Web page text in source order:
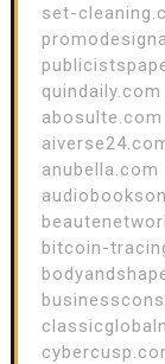
set-
quindaily.com
abosulte.com
anubella.com
bitcoin-